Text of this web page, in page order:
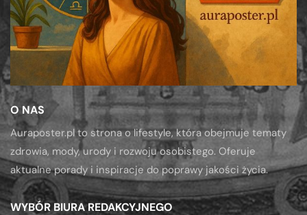
O NAS
Auraposter.pl to strona o lifestyle, która obejmuje tematy
zdrowia, mody, urody i rozwoju osobistego. Oferuje
aktualne porady i inspiracje do poprawy jakości życia.
WYBÓR BIURA REDAKCYJNEGO